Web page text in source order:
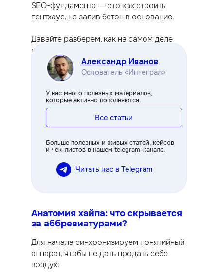
SEO-фундамента — это как строить
пентхаус, не залив бетон в основание.
Давайте разберем, как на самом деле
работают языковые модели, в чем
(не)разница этих подходов и почему
одно без другого не существует.
Для начала синхронизируем понятийный
аппарат, чтобы не дать продать себе
воздух:
Анатомия хайпа: что скрывается
за аббревиатурами?
Александр Иванов
Основатель «Интеграл»
Больше полезных и живых статей, кейсов
и чек-листов в нашем telegram-канале.
У нас много полезных материалов,
которые активно пополняются.
Все статьи
Читать нас в Telegram